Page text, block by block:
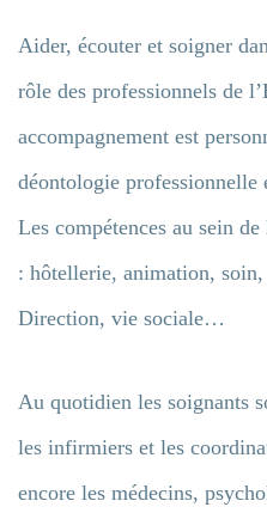
Aider, écouter et soigner
rôle des professionnels de
accompagnement est
déontologie professionnelle
Les compétences au sein
: hôtellerie, animation,
Direction, vie sociale…
Au quotidien les soignants
les infirmiers et les
encore les médecins,